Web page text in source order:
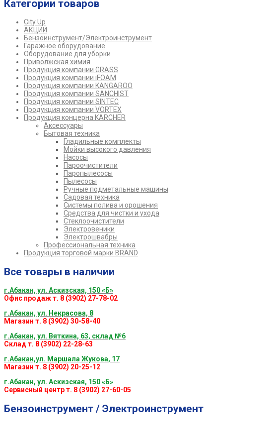
Категории товаров
City Up
АКЦИИ
Бензоинструмент/Электроинструмент
Гаражное оборудование
Оборудование для уборки
Приволжская химия
Продукция компании GRASS
Продукция компании iFOAM
Продукция компании KANGAROO
Продукция компании SANCHIST
Продукция компании SINTEC
Продукция компании VORTEX
Продукция концерна KARCHER
Аксессуары
Бытовая техника
Гладильные комплекты
Мойки высокого давления
Насосы
Пароочистители
Паропылесосы
Пылесосы
Ручные подметальные машины
Садовая техника
Системы полива и орошения
Средства для чистки и ухода
Стеклоочистители
Электровеники
Электрошвабры
Профессиональная техника
Продукция торговой марки BRAND
Все товары в наличии
г.Абакан, ул. Аскизская, 150 «Б»
Офис продаж т. 8 (3902) 27-78-02
г.Абакан, ул. Некрасова, 8
Магазин т. 8 (3902) 30-58-40
г.Абакан, ул. Вяткина, 63, склад №6
Склад т. 8 (3902) 22-28-63
г.Абакан,ул. Маршала Жукова, 17
Магазин т. 8 (3902) 20-25-12
г.Абакан, ул. Аскизская, 150 «Б»
Сервисный центр т. 8 (3902) 27-60-05
Бензоинструмент / Электроинструмент